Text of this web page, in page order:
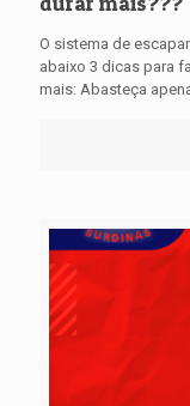
O sistema de
abaixo 3 dicas para
mais: Abasteça